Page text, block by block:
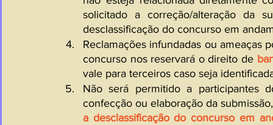
solicitado a correção/alteração da
desclassificação do concurso em
Reclamações infundadas ou ameaças
concurso nos reservará o direito de
vale para terceiros caso seja
Não será permitido a participantes
confecção ou elaboração da
a desclassificação do concurso em